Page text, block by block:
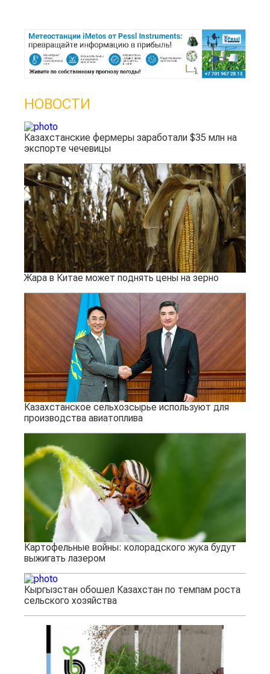
НОВОСТИ
Казахстанские фермеры заработали $35 млн на
экспорте чечевицы
Жара в Китае может поднять цены на зерно
Казахстанское сельхозсырье используют для
производства авиатоплива
Картофельные войны: колорадского жука будут
выжигать лазером
Кыргызстан обошел Казахстан по темпам роста
сельского хозяйства